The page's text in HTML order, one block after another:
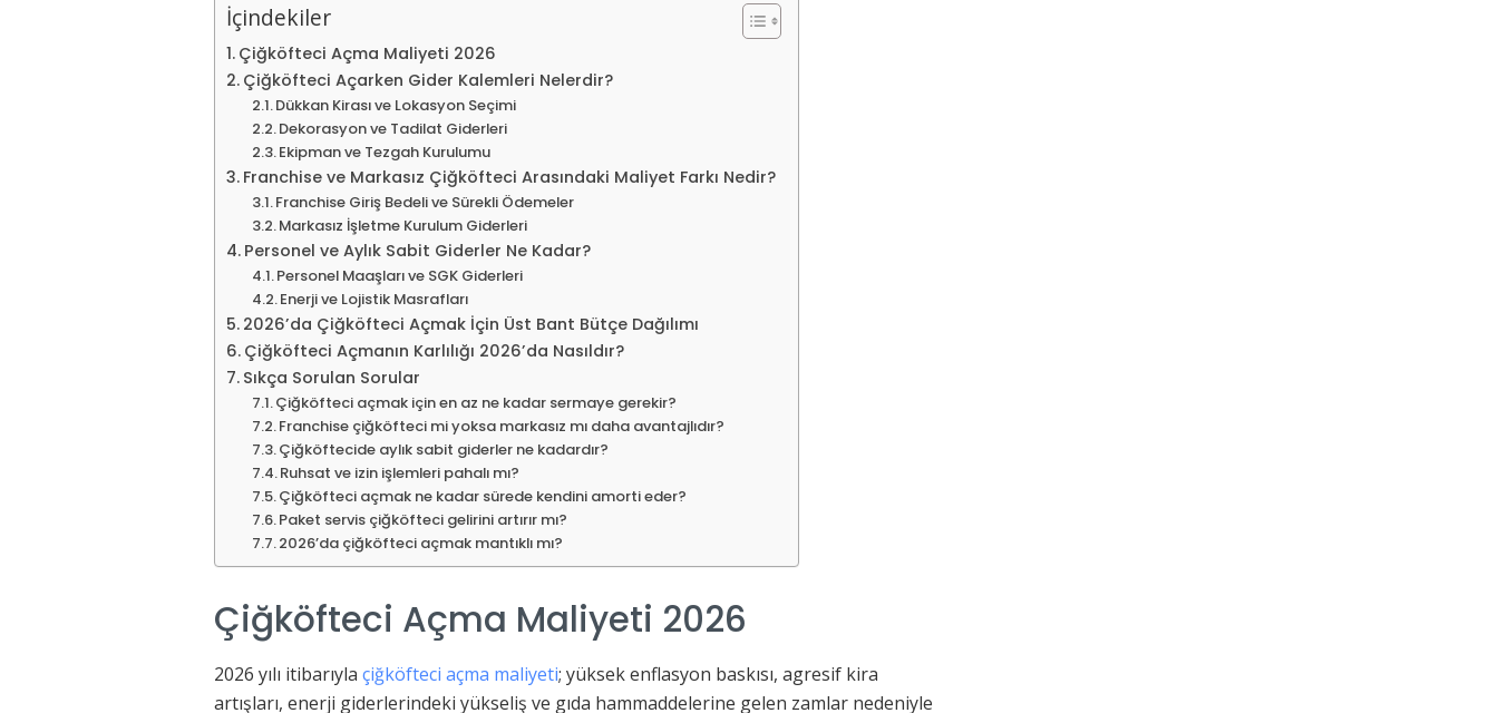
İçindekiler
Çiğköfteci Açma Maliyeti 2026
Çiğköfteci Açarken Gider Kalemleri Nelerdir?
Dükkan Kirası ve Lokasyon Seçimi
Dekorasyon ve Tadilat Giderleri
Ekipman ve Tezgah Kurulumu
Franchise ve Markasız Çiğköfteci Arasındaki Maliyet Farkı Nedir?
Franchise Giriş Bedeli ve Sürekli Ödemeler
Markasız İşletme Kurulum Giderleri
Personel ve Aylık Sabit Giderler Ne Kadar?
Personel Maaşları ve SGK Giderleri
Enerji ve Lojistik Masrafları
2026’da Çiğköfteci Açmak İçin Üst Bant Bütçe Dağılımı
Çiğköfteci Açmanın Karlılığı 2026’da Nasıldır?
Sıkça Sorulan Sorular
Çiğköfteci açmak için en az ne kadar sermaye gerekir?
Franchise çiğköfteci mi yoksa markasız mı daha avantajlıdır?
Çiğköftecide aylık sabit giderler ne kadardır?
Ruhsat ve izin işlemleri pahalı mı?
Çiğköfteci açmak ne kadar sürede kendini amorti eder?
Paket servis çiğköfteci gelirini artırır mı?
2026’da çiğköfteci açmak mantıklı mı?
Çiğköfteci Açma Maliyeti 2026
2026 yılı itibarıyla çiğköfteci açma maliyeti; yüksek enflasyon baskısı, agresif kira
artışları, enerji giderlerindeki yükseliş ve gıda hammaddelerine gelen zamlar nedeniyle